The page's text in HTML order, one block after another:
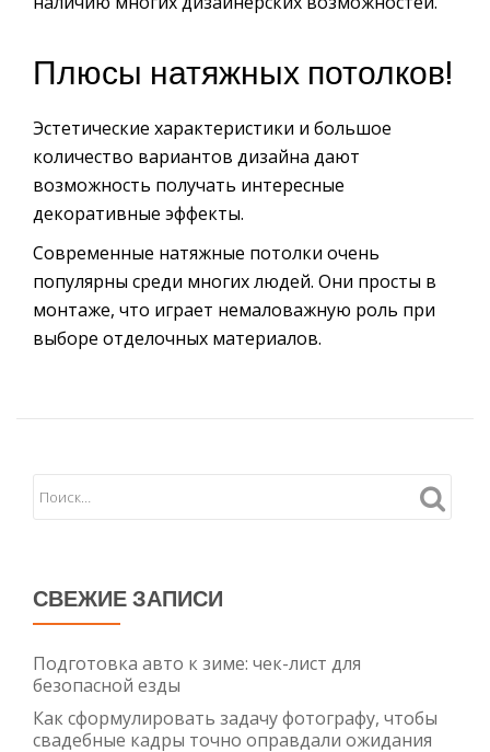
Плюсы натяжных потолков!
Эстетические характеристики и большое
количество вариантов дизайна дают
возможность получать интересные
декоративные эффекты.
Современные натяжные потолки очень
популярны среди многих людей. Они просты в
монтаже, что играет немаловажную роль при
выборе отделочных материалов.
СВЕЖИЕ ЗАПИСИ
Подготовка авто к зиме: чек-лист для
безопасной езды
Как сформулировать задачу фотографу, чтобы
свадебные кадры точно оправдали ожидания